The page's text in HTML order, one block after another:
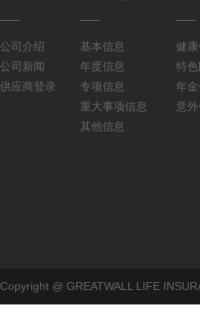
公司介绍
公司新闻
供应商登录
基本信息
年度信息
专项信息
重大事项信息
其他信息
健
特
年
意
Copyright @ GREATWALL LIFE